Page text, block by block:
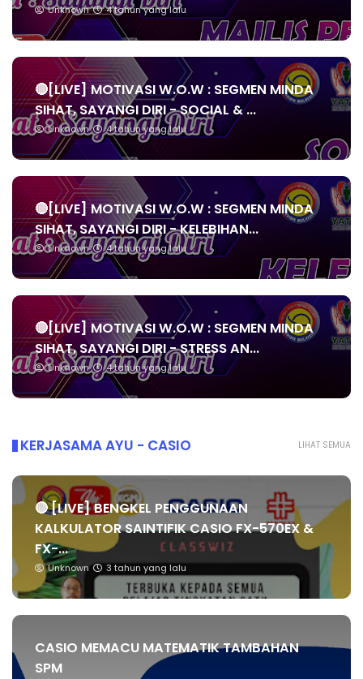
Unknown 4 tahun yang lalu
🔴[LIVE] MOTIVASI W.O.W : SEGMEN MINDA
SIHAT, SAYANGI DIRI - SOCIAL & ...
Unknown 4 tahun yang lalu
🔴[LIVE] MOTIVASI W.O.W : SEGMEN MINDA
SIHAT, SAYANGI DIRI - KELEBIHAN...
Unknown 4 tahun yang lalu
🔴[LIVE] MOTIVASI W.O.W : SEGMEN MINDA
SIHAT, SAYANGI DIRI - STRESS AN...
Unknown 4 tahun yang lalu
LIHAT SEMUA
KERJASAMA AYU - CASIO
🔴 [LIVE] BENGKEL PENGGUNAAN
KALKULATOR SAINTIFIK CASIO FX-570EX &
FX-...
Unknown 3 tahun yang lalu
CASIO MEMACU MATEMATIK TAMBAHAN
SPM